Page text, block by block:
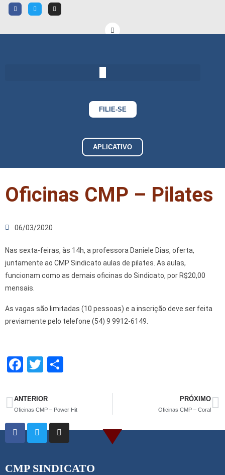
FILIE-SE
APLICATIVO
Oficinas CMP – Pilates
06/03/2020
Nas sexta-feiras, às 14h, a professora Daniele Dias, oferta,
juntamente ao CMP Sindicato aulas de pilates. As aulas,
funcionam como as demais oficinas do Sindicato, por R$20,00
mensais.
As vagas são limitadas (10 pessoas) e a inscrição deve ser feita
previamente pelo telefone (54) 9 9912-6149.
F
ce
b
o
o
k
T
tt
er e
ANTERIOR
Oficinas CMP – Power Hit
PRÓXIMO
Oficinas CMP – Coral
CMP SINDICATO